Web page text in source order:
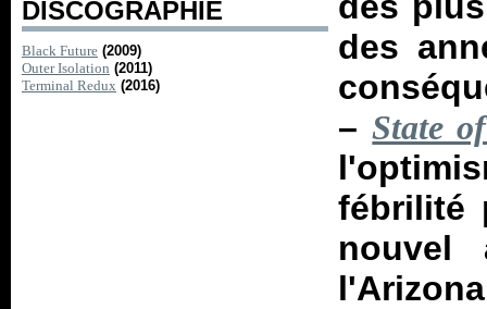
DISCOGRAPHIE
Black Future (2009)
Outer Isolation (2011)
Terminal Redux (2016)
des
–State
fébrilité
nouvel